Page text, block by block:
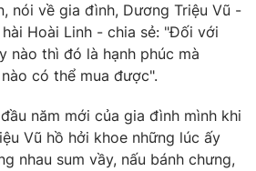
nói về gia đình, Dương Triệu Vũ -
Hoài Linh - chia sẻ: "Đối với
nào thì đó là hạnh phúc mà
có thể mua được".
năm mới của gia đình mình khi
Vũ hồ hởi khoe những lúc ấy
nhau sum vầy, nấu bánh chưng,